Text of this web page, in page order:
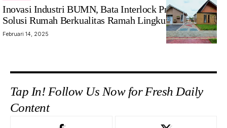
Inovasi Industri BUMN, Bata Interlock Presisi SIG
Solusi Rumah Berkualitas Ramah Lingkungan
Februari 14, 2025
Tap In! Follow Us Now for Fresh Daily
Content